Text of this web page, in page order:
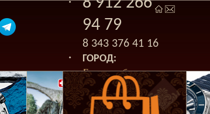
94 79
8 343 376 41 16
ГОРОД:
Екатеринбург